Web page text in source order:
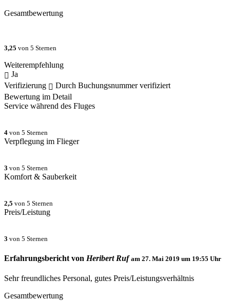
Gesamtbewertung
3,25 von 5 Sternen
Weiterempfehlung
Ja
Verifizierung
Durch Buchungsnummer verifiziert
Bewertung im Detail
Service während des Fluges
4 von 5 Sternen
Verpflegung im Flieger
3 von 5 Sternen
Komfort & Sauberkeit
2,5 von 5 Sternen
Preis/Leistung
3 von 5 Sternen
Erfahrungsbericht von Heribert Ruf am 27. Mai 2019 um 19:55 Uhr
Sehr freundliches Personal, gutes Preis/Leistungsverhältnis
Gesamtbewertung